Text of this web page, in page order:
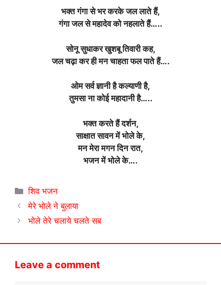
भक्त गंगा से भर करके जल लाते हैं,
गंगा जल से महादेव को नहलाते हैं…..
सोनू सुधाकर खुशबू तिवारी कह,
जल चढ़ा कर ही मन चाहता फल पाते हैं….
ओम सर्व ज्ञानी है कल्याणी है,
तुमसा ना कोई महादानी है…..
भक्त करते हैं दर्शन,
साक्षात सावन में भोले के,
मन मेरा मगन दिन रात,
भजन में भोले के….
Categories
शिव भजन
मेरे भोले ने बुलाया
भोले तेरे चलाये चलते सब
Leave a comment